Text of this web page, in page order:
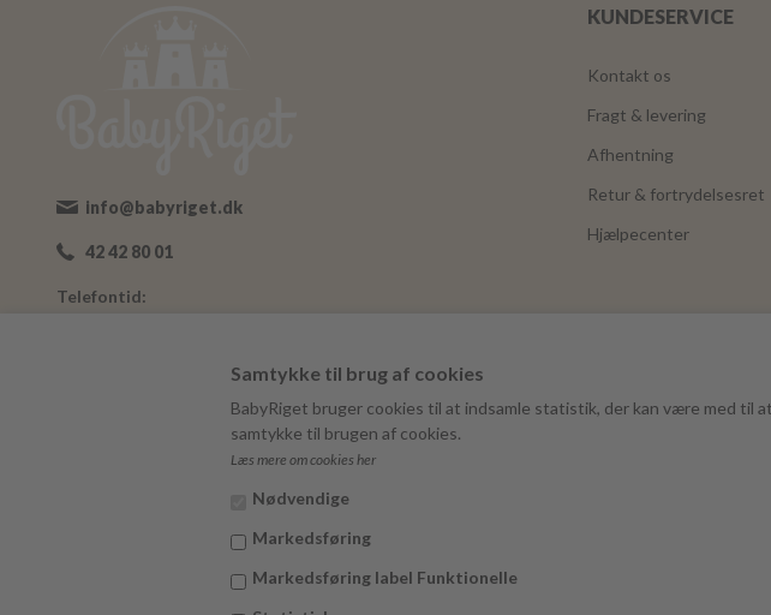
Samtykke til brug af cookies
BabyRiget bruger cookies til at indsamle statistik, der kan være med til
samtykke til brugen af cookies.
Læs mere om cookies her
Nødvendige
Markedsføring
Markedsføring label Funktionelle
info@babyriget.dk
42 42 80 01
Telefontid:
KUNDESERVICE
Kontakt os
Fragt & levering
Afhentning
Retur & fortrydelsesret
Hjælpecenter